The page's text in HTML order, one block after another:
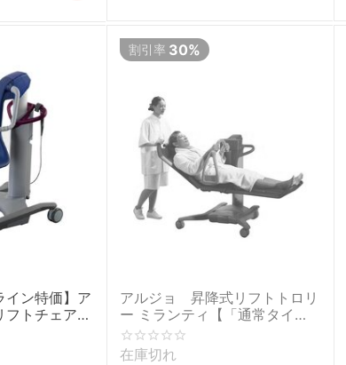
イン特価】ア
フトチェア
割引率 30%
アルジョ 昇降式リフトトロリ
ー ミランティ【「通常タイ
プ」は（在庫限定オンライン特
価）】
在庫切れ